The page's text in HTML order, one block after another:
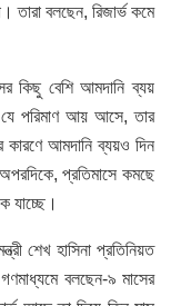
তারা বলছেন, রিজার্ভ কমে
কিছু বেশি আমদানি ব্যয়
যে পরিমাণ আয় আসে, তার
আমদানি ব্যয়ও দিন
প্রতিমাসে কমছে
যাচ্ছে।
শেখ হাসিনা প্রতিনিয়ত
বলছেন-৯ মাসের